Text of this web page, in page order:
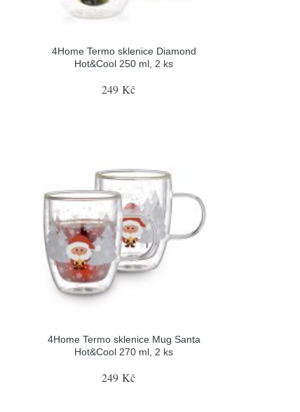
4Home Termo sklenice Diamond
Hot&Cool 250 ml, 2 ks
249 Kč
4Home Termo sklenice Mug Santa
Hot&Cool 270 ml, 2 ks
249 Kč